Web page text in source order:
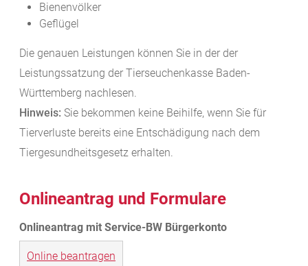
Bienenvölker
Geflügel
Die genauen Leistungen können Sie in der der
Leistungssatzung der Tierseuchenkasse Baden-
Württemberg nachlesen.
Hinweis: Sie bekommen keine Beihilfe, wenn Sie für
Tierverluste bereits eine Entschädigung nach dem
Tiergesundheitsgesetz erhalten.
Onlineantrag und Formulare
Online beantragen